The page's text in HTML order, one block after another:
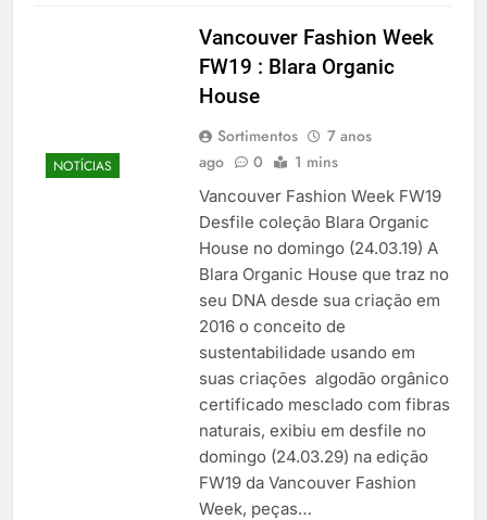
NOTÍCIAS
Vancouver Fashion Week
FW19 : Blara Organic
House
Sortimentos
7 anos
ago
0 1 mins
Vancouver Fashion Week FW19
Desfile coleção Blara Organic
House no domingo (24.03.19) A
Blara Organic House que traz no
seu DNA desde sua criação em
2016 o conceito de
sustentabilidade usando em
suas criações algodão orgânico
certificado mesclado com fibras
naturais, exibiu em desfile no
domingo (24.03.29) na edição
FW19 da Vancouver Fashion
Week, peças…